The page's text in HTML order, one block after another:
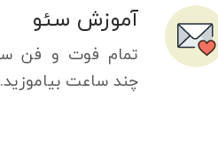
آموزش سئو
تمام فوت و فن
چند ساعت بیاموزید.